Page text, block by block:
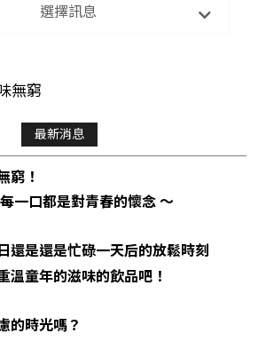
選擇訊息
無窮
最新消息
窮！
一口都是對青春的懷念 ～
還是還是忙碌一天后的放鬆時刻
溫童年的滋味的飲品吧！
的時光嗎？